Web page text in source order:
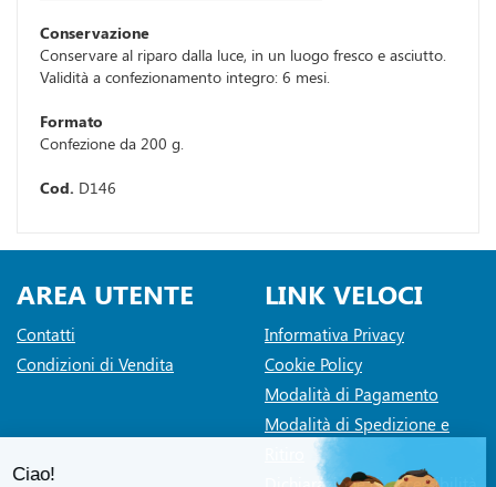
Conservazione
Conservare al riparo dalla luce, in un luogo fresco e asciutto.
Validità a confezionamento integro: 6 mesi.
Formato
Confezione da 200 g.
Cod. D146
AREA UTENTE
Contatti
Condizioni di Vendita
LINK VELOCI
Informativa Privacy
Cookie Policy
Modalità di Pagamento
Modalità di Spedizione e